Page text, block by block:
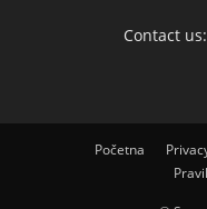
Contact us:
Početna